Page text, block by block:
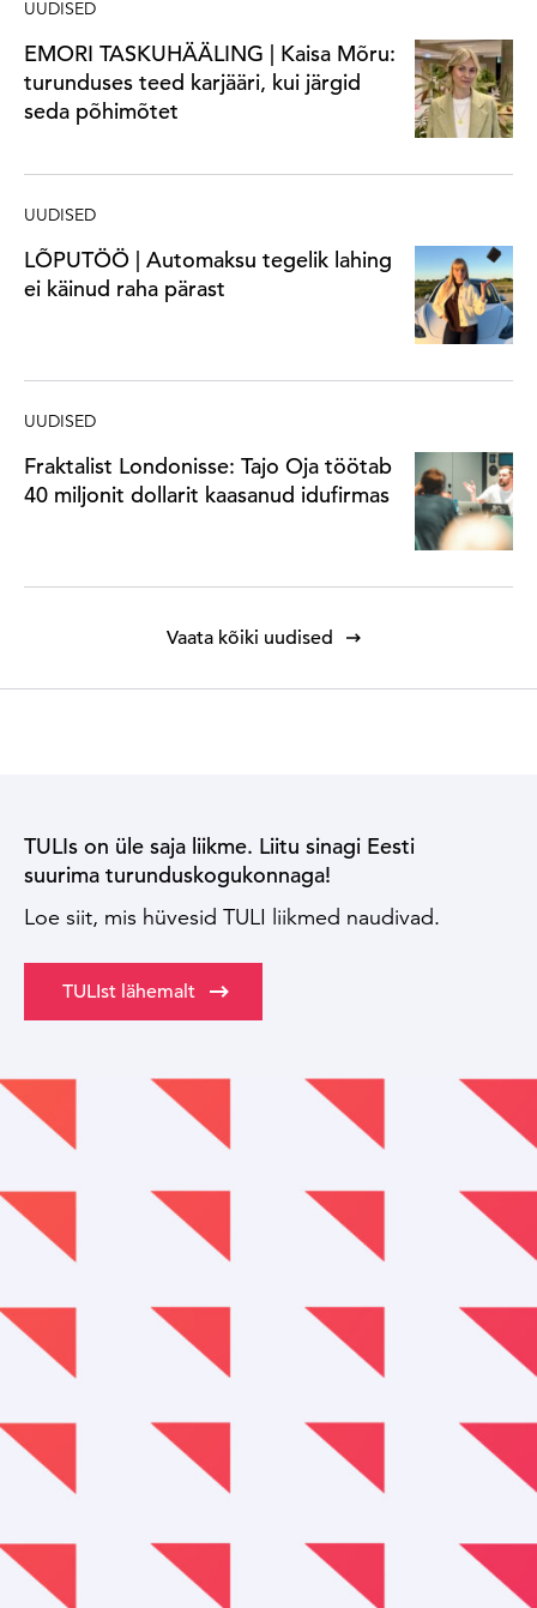
UUDISED
EMORI TASKUHÄÄLING | Kaisa Mõru:
turunduses teed karjääri, kui järgid
seda põhimõtet
UUDISED
LÕPUTÖÖ | Automaksu tegelik lahing
ei käinud raha pärast
UUDISED
Fraktalist Londonisse: Tajo Oja töötab
40 miljonit dollarit kaasanud idufirmas
Vaata kõiki uudised
TULIs on üle saja liikme. Liitu sinagi Eesti
suurima turunduskogukonnaga!
Loe siit, mis hüvesid TULI liikmed naudivad.
TULIst lähemalt